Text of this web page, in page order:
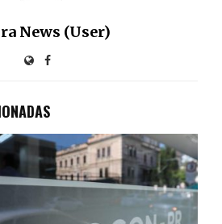
News (User)